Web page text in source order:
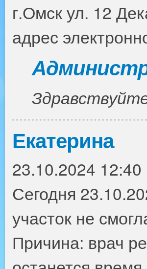
г.Омск ул. 12
адрес
Екатерина
23.10.2024 12:40
Сегодня
участок не
Причина: врач